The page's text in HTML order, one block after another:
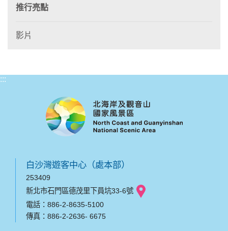
推行亮點
影片
:::
白沙灣遊客中心（處本部）
253409
新北市石門區德茂里下員坑33-6號
電話：886-2-8635-5100
傳真：886-2-2636- 6675